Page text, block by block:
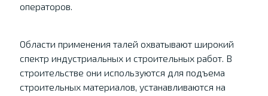
операторов.
Области применения талей охватывают широкий
спектр индустриальных и строительных работ. В
строительстве они используются для подъема
строительных материалов, устанавливаются на